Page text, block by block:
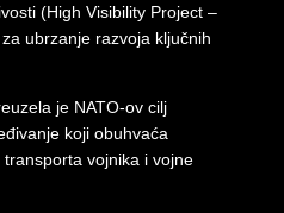
(High Visibility Project –
ubrzanje razvoja ključnih
je NATO-ov cilj
koji obuhvaća
vojnika i vojne